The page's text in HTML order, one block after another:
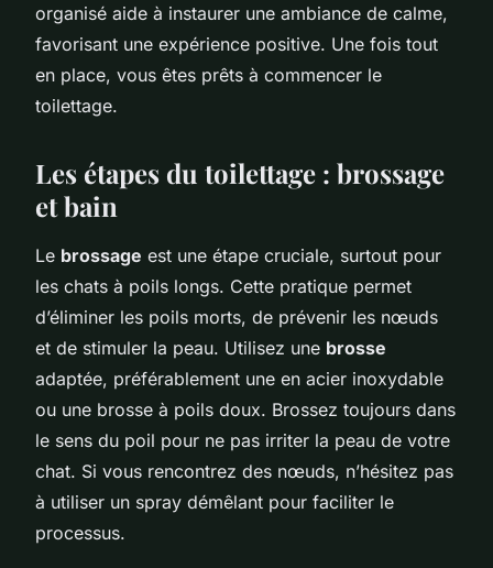
organisé aide à instaurer une ambiance de calme,
favorisant une expérience positive. Une fois tout
en place, vous êtes prêts à commencer le
toilettage.
Les étapes du toilettage : brossage
et bain
Le brossage est une étape cruciale, surtout pour
les chats à poils longs. Cette pratique permet
d’éliminer les poils morts, de prévenir les nœuds
et de stimuler la peau. Utilisez une brosse
adaptée, préférablement une en acier inoxydable
ou une brosse à poils doux. Brossez toujours dans
le sens du poil pour ne pas irriter la peau de votre
chat. Si vous rencontrez des nœuds, n’hésitez pas
à utiliser un spray démêlant pour faciliter le
processus.